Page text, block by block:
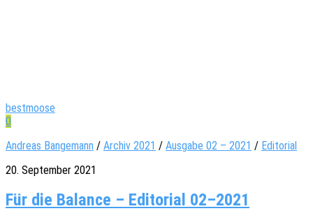
bestmoose
0
Andreas Bangemann / Archiv 2021 / Ausgabe 02 – 2021 / Editorial
20. September 2021
Für die Balance – Editorial 02–2021